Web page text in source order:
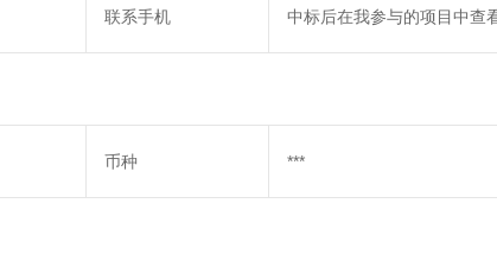
联系手机 中标后在我参与的项目中查
币种 ***